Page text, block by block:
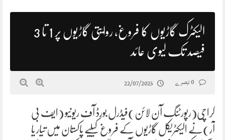
الیکٹرک گاڑیوں کا فروغ، روایتی گاڑیوں پر 1 تا 3
فیصد تک لیوی عائد
22/07/2025
کراچی(رپورٹنگ آن لائن)فیڈرل بورڈ آف ریونیو (ایف بی
آر)نے الیکٹریکل گاڑیوں کے فروغ کیلیے پاکستان میں تیار یا